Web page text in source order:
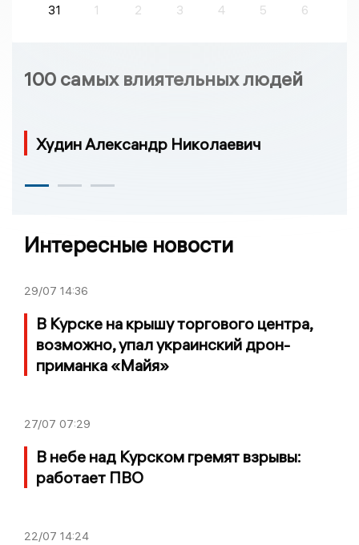
31
1 2 3 4 5 6
100 самых влиятельных людей
Худин Александр Николаевич
Интересные новости
29/07 14:36
В Курске на крышу торгового центра,
возможно, упал украинский дрон-
приманка «Майя»
27/07 07:29
В небе над Курском гремят взрывы:
работает ПВО
22/07 14:24